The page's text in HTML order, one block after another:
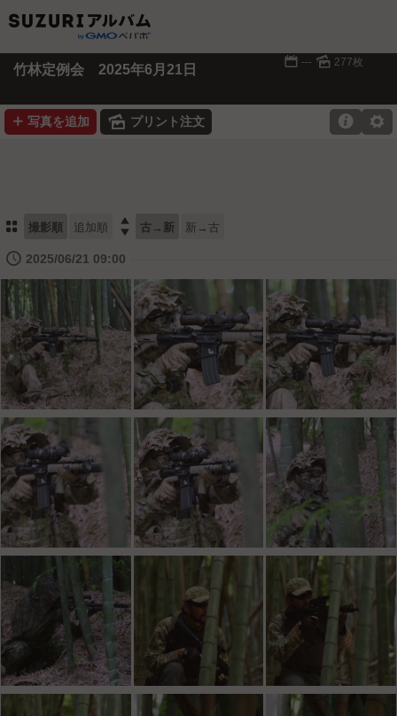
竹林定例会 2025年6月21日 📅 --- 🌄 277枚
➕ 写真を追加 🌄 プリント注文 ⚙

⚏ 撮影順 追加順  古→新 新→古
🕔 2025/06/21 09:00